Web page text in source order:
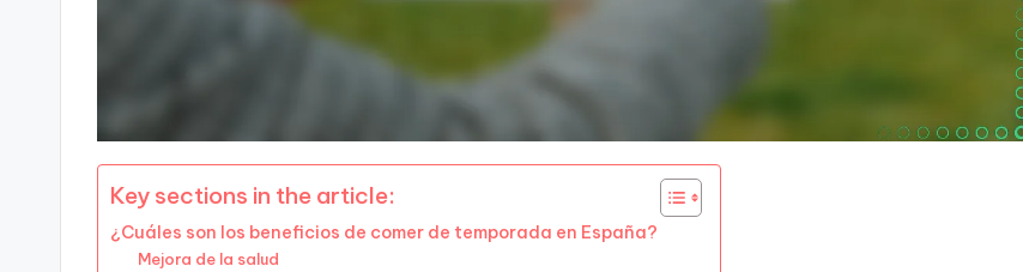
Key sections in the article:
¿Cuáles son los beneficios de comer de temporada en España?
Mejora de la salud